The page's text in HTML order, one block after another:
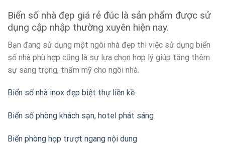
Biển số nhà đẹp giá rẻ đúc là sản phẩm được sử
dụng cập nhập thường xuyên hiện nay.
Bạn đang sử dụng một ngôi nhà đẹp thì việc sử dụng biển
số nhà phù hợp cũng là sự lựa chọn hơp lý giúp tăng thêm
sự sang trọng, thẩm mỹ cho ngôi nhà.
Biển số nhà inox đẹp biệt thự liền kề
Biển số phòng khách sạn, hotel phát sáng
Biển phòng họp trượt ngang nội dung